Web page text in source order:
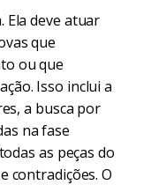
Ela deve atuar
que
ou que
Isso inclui a
a busca por
na fase
as peças do
contradições. O